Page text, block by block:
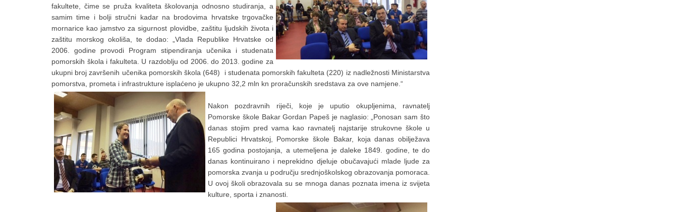
fakultete, čime se pruža kvaliteta školovanja odnosno studiranja, a
samim time i bolji stručni kadar na brodovima hrvatske trgovačke
mornarice kao jamstvo za sigurnost plovidbe, zaštitu ljudskih života i
zaštitu morskog okoliša, te dodao: „Vlada Republike Hrvatske od
2006. godine provodi Program stipendiranja učenika i studenata
pomorskih škola i fakulteta. U razdoblju od 2006. do 2013. godine za
ukupni broj završenih učenika pomorskih škola (648) i studenata pomorskih fakulteta (220) iz nadležnosti Ministarstva
pomorstva, prometa i infrastrukture isplaćeno je ukupno 32,2 mln kn proračunskih sredstava za ove namjene.“
Nakon pozdravnih riječi, koje je uputio okupljenima, ravnatelj
Pomorske škole Bakar Gordan Papeš je naglasio: „Ponosan sam što
danas stojim pred vama kao ravnatelj najstarije strukovne škole u
Republici Hrvatskoj, Pomorske škole Bakar, koja danas obilježava
165 godina postojanja, a utemeljena je daleke 1849. godine, te do
danas kontinuirano i neprekidno djeluje obučavajući mlade ljude za
pomorska zvanja u području srednjoškolskog obrazovanja pomoraca.
U ovoj školi obrazovala su se mnoga danas poznata imena iz svijeta
kulture, sporta i znanosti.